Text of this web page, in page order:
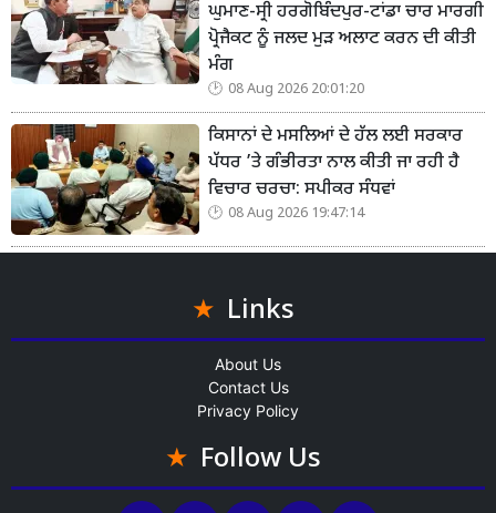
ਘੁਮਾਣ-ਸ੍ਰੀ ਹਰਗੋਬਿੰਦਪੁਰ-ਟਾਂਡਾ ਚਾਰ ਮਾਰਗੀ
ਪ੍ਰੋਜੈਕਟ ਨੂੰ ਜਲਦ ਮੁੜ ਅਲਾਟ ਕਰਨ ਦੀ ਕੀਤੀ
ਮੰਗ
08 Aug 2026 20:01:20
ਕਿਸਾਨਾਂ ਦੇ ਮਸਲਿਆਂ ਦੇ ਹੱਲ ਲਈ ਸਰਕਾਰ
ਪੱਧਰ ’ਤੇ ਗੰਭੀਰਤਾ ਨਾਲ ਕੀਤੀ ਜਾ ਰਹੀ ਹੈ
ਵਿਚਾਰ ਚਰਚਾ: ਸਪੀਕਰ ਸੰਧਵਾਂ
08 Aug 2026 19:47:14
Links
About Us
Contact Us
Privacy Policy
Follow Us